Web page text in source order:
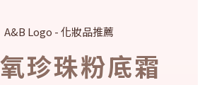
珍珠粉底霜